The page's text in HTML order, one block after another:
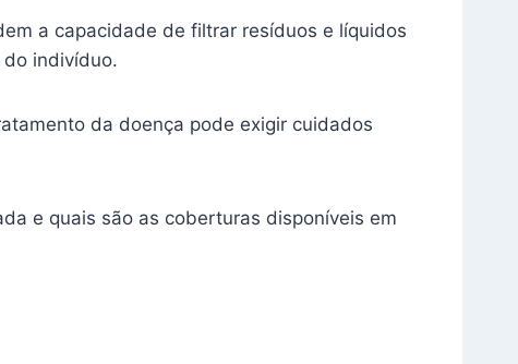
a capacidade de filtrar resíduos e líquidos
indivíduo.
da doença pode exigir cuidados
e quais são as coberturas disponíveis em